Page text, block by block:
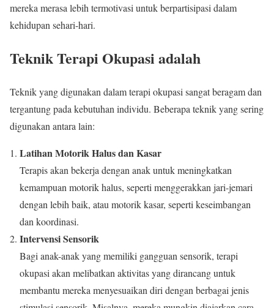
mereka merasa lebih termotivasi untuk berpartisipasi dalam
kehidupan sehari-hari.
Teknik Terapi Okupasi adalah
Teknik yang digunakan dalam terapi okupasi sangat beragam dan
tergantung pada kebutuhan individu. Beberapa teknik yang sering
digunakan antara lain:
Latihan Motorik Halus dan Kasar
Terapis akan bekerja dengan anak untuk meningkatkan
kemampuan motorik halus, seperti menggerakkan jari-jemari
dengan lebih baik, atau motorik kasar, seperti keseimbangan
dan koordinasi.
Intervensi Sensorik
Bagi anak-anak yang memiliki gangguan sensorik, terapi
okupasi akan melibatkan aktivitas yang dirancang untuk
membantu mereka menyesuaikan diri dengan berbagai jenis